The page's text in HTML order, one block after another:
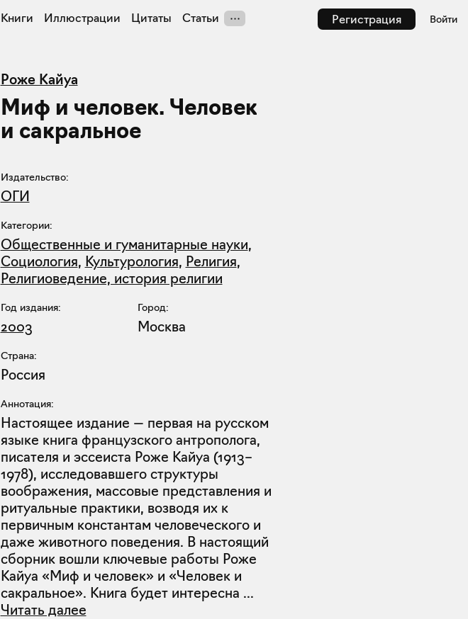
Регистрация Войти
Книги Иллюстрации Цитаты Статьи
Роже Кайуа
Миф и человек. Человек
и сакральное
Издательство:
ОГИ
Категории:
Общественные и гуманитарные науки,
Социология, Культурология, Религия,
Религиоведение, история религии
Год издания:
2003
Город:
Москва
Страна:
Россия
Аннотация:
Настоящее издание — первая на русском
языке книга французского антрополога,
писателя и эссеиста Роже Кайуа (1913–
1978), исследовавшего структуры
воображения, массовые представления и
ритуальные практики, возводя их к
первичным константам человеческого и
даже животного поведения. В настоящий
сборник вошли ключевые работы Роже
Кайуа «Миф и человек» и «Человек и
сакральное». Книга будет интересна ...
Читать далее